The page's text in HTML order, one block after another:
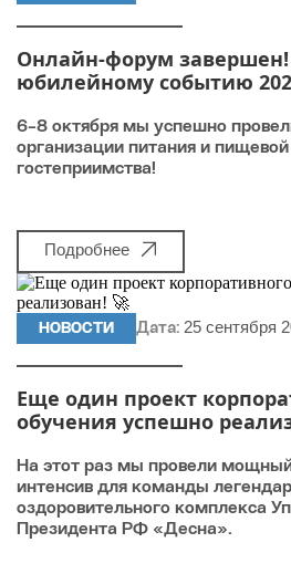
Онлайн-форум завершен!
юбилейному событию
6-8 октября мы успешно
организации питания и
гостеприимства!
Подробнее
НОВОСТИ Дата: 25 сентября
Еще один проект
обучения успешно
На этот раз мы провели
интенсив для команды
оздоровительного комплекса
Президента РФ «Десна».